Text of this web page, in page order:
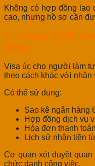
Không có hợp đồng lao
cao, nhưng hồ sơ cần
2. Chứng minh
lương
Visa úc cho người làm
theo cách khác với nhân
Có thể sử dụng:
Sao kê ngân hàng
Hợp đồng dịch vụ
Hóa đơn thanh toán
Lịch sử nhận tiền
Cơ quan xét duyệt
chức danh công việc.